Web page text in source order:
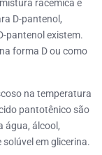
racêmica é
D-pantenol,
pantenol existem.
forma D ou como
na temperatura
pantotênico são
água, álcool,
em glicerina.